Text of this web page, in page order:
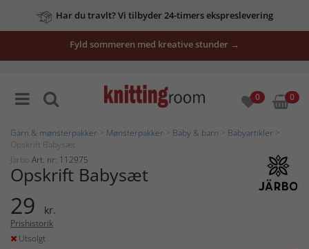
Har du travlt? Vi tilbyder 24-timers ekspreslevering
Fyld sommeren med kreative stunder →
0 0
Garn & mønsterpakker Mønsterpakker Baby & barn Babyartikler
Opskrift Babysæt
Järbo Art. nr: 112975
Opskrift Babysæt
29 kr.
Prishistorik
Utsolgt